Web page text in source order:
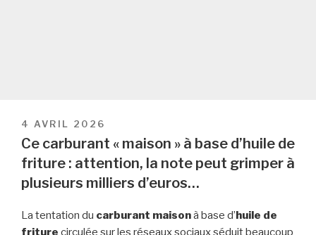
PUBLIÉ
LE
4 AVRIL 2026
Ce carburant « maison » à base d’huile de
friture : attention, la note peut grimper à
plusieurs milliers d’euros…
La tentation du carburant maisonà base d’huile de
friture circulée sur les réseaux sociaux séduit beaucoup